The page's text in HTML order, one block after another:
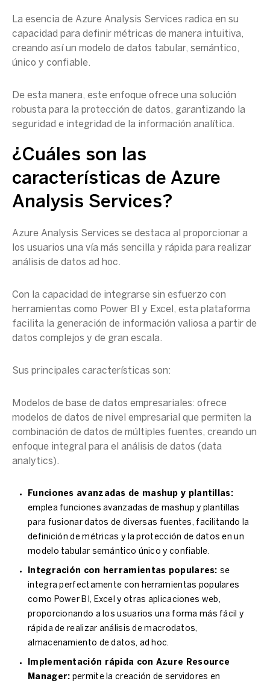
La esencia de Azure Analysis Services radica en su
capacidad para definir métricas de manera intuitiva,
creando así un modelo de datos tabular, semántico,
único y confiable.
De esta manera, este enfoque ofrece una solución
robusta para la protección de datos, garantizando la
seguridad e integridad de la información analítica.
¿Cuáles son las
características de Azure
Analysis Services?
Azure Analysis Services se destaca al proporcionar a
los usuarios una vía más sencilla y rápida para realizar
análisis de datos ad hoc.
Con la capacidad de integrarse sin esfuerzo con
herramientas como Power BI y Excel , esta plataforma
facilita la generación de información valiosa a partir de
datos complejos y de gran escala.
Sus principales características son:
Modelos de base de datos empresariales: ofrece
modelos de datos de nivel empresarial que permiten la
combinación de datos de múltiples fuentes, creando un
enfoque integral para el análisis de datos (data
analytics ).
Funciones avanzadas de mashup y plantillas:
emplea funciones avanzadas de mashup y plantillas
para fusionar datos de diversas fuentes, facilitando la
definición de métricas y la protección de datos en un
modelo tabular semántico único y confiable.
Integración con herramientas populares: se
integra perfectamente con herramientas populares
como Power BI , Excel y otras aplicaciones web,
proporcionando a los usuarios una forma más fácil y
rápida de realizar análisis de macrodatos,
almacenamiento de datos, ad hoc.
Implementación rápida con Azure Resource
Manager: permite la creación de servidores en